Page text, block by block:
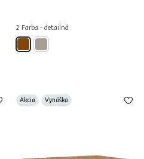
2 Farba - detailná
Akcia Vynáška